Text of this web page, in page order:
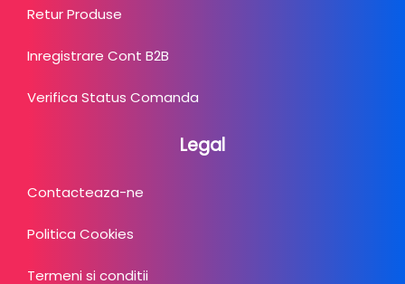
Retur Produse
Inregistrare Cont B2B
Verifica Status Comanda
Legal
Contacteaza-ne
Politica Cookies
Termeni si conditii